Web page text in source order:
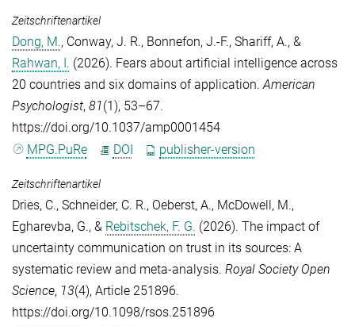
Zeitschriftenartikel
Dong, M., Conway, J. R., Bonnefon, J.-F., Shariff, A., &
Rahwan, I. (2026). Fears about artificial intelligence across
20 countries and six domains of application. American
Psychologist, 81(1), 53–67.
https://doi.org/10.1037/amp0001454
MPG.PuRe
DOI publisher-version
Zeitschriftenartikel
Dries, C., Schneider, C. R., Oeberst, A., McDowell, M.,
Egharevba, G., & Rebitschek, F. G. (2026). The impact of
uncertainty communication on trust in its sources: A
systematic review and meta-analysis. Royal Society Open
Science, 13(4), Article 251896.
https://doi.org/10.1098/rsos.251896